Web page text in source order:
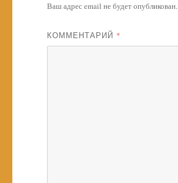
Ваш адрес email не будет опубликован.
КОММЕНТАРИЙ *